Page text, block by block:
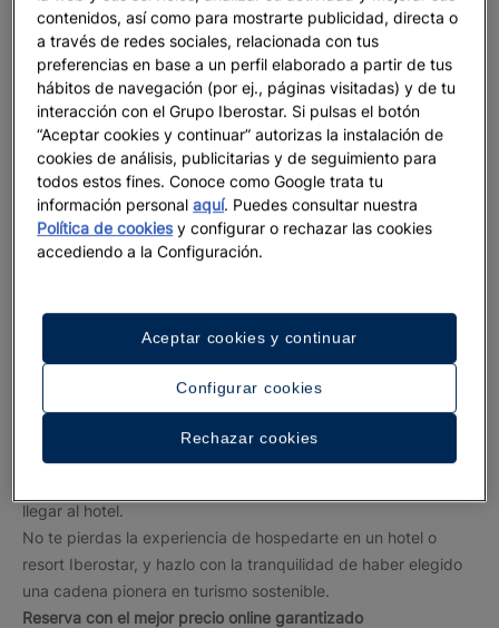
destinos
Descubre los mejores hoteles de 4 y 5 estrellas con Iberostar,
ubicados justo frente al mar, en algunos de los destinos más
increíbles del mundo. Desde el Caribe hasta el norte de África
o el Mediterráneo, todos nuestros hoteles de playa ofrecen
una ubicación privilegiada y un servicio de primer nivel para
que tus vacaciones sean inolvidables.
Casi cien hoteles Iberostar se distinguen por su calidad y
personalidad en lugares como Mallorca, Andalucía, Islas
Canarias, Marruecos, Montenegro, Miami, México, República
Reserva con el mejor precio online garantizado
Además, te garantizamos el mejor precio en línea si haces tu
reserva a través del sitio oficial de Iberostar, donde también
llegar al hotel.
No te pierdas la experiencia de hospedarte en un hotel o
resort Iberostar, y hazlo con la tranquilidad de haber elegido
una cadena pionera en turismo sostenible.
Reserva con el mejor precio online garantizado
contenidos, así como para mostrarte publicidad, directa o
a través de redes sociales, relacionada con tus
preferencias en base a un perfil elaborado a partir de tus
hábitos de navegación (por ej., páginas visitadas) y de tu
interacción con el Grupo Iberostar. Si pulsas el botón
“Aceptar cookies y continuar” autorizas la instalación de
cookies de análisis, publicitarias y de seguimiento para
todos estos fines. Conoce como Google trata tu
información personalaquí. Puedes consultar nuestra
Política de cookiesy configurar o rechazar las cookies
accediendo a la Configuración.
Configurar cookies
Rechazar cookies
Aceptar cookies y continuar